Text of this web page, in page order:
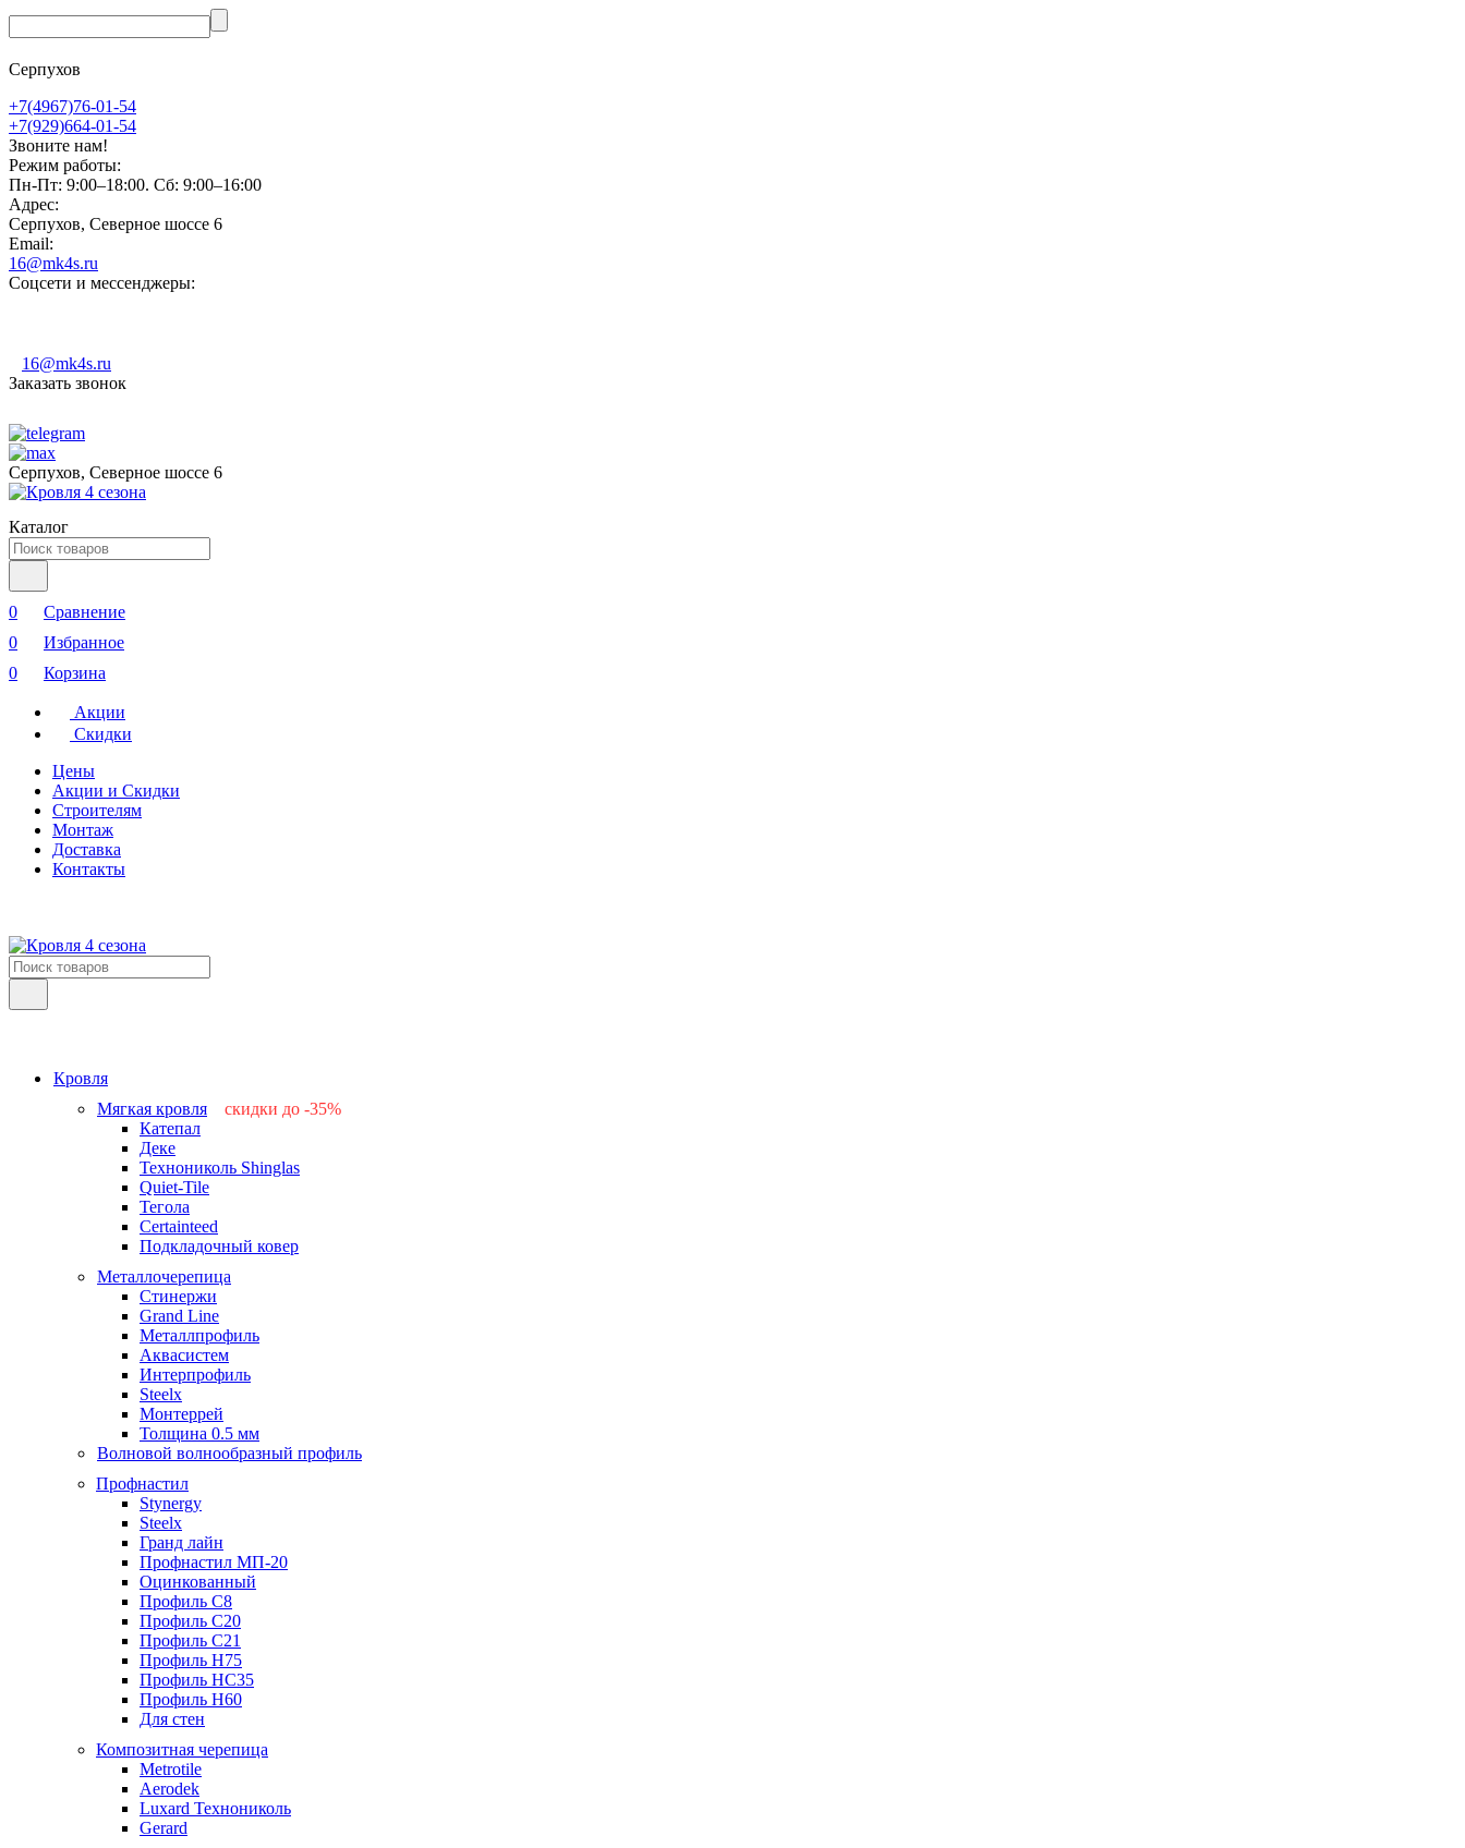
Серпухов
+7(4967)76-01-54
+7(929)664-01-54
Звоните нам!
Режим работы:
Пн-Пт: 9:00–18:00. Сб: 9:00–16:00
Адрес:
Серпухов, Северное шоссе 6
Email:
16@mk4s.ru
Соцсети и мессенджеры:
16@mk4s.ru
Заказать звонок
Серпухов, Северное шоссе 6
Каталог
0
Сравнение
0
Избранное
0
Корзина
Акции
Скидки
Цены
Акции и Скидки
Строителям
Монтаж
Доставка
Контакты
Кровля
Мягкая кровля
скидки до -35%
Катепал
Деке
Технониколь Shinglas
Quiet-Tile
Тегола
Certainteed
Подкладочный ковер
Металлочерепица
Стинержи
Grand Line
Металлпрофиль
Аквасистем
Интерпрофиль
Steelx
Монтеррей
Толщина 0.5 мм
Волновой волнообразный профиль
Профнастил
Stynergy
Steelx
Гранд лайн
Профнастил МП-20
Оцинкованный
Профиль С8
Профиль С20
Профиль С21
Профиль Н75
Профиль НС35
Профиль Н60
Для стен
Композитная черепица
Metrotile
Aerodek
Luxard Технониколь
Gerard